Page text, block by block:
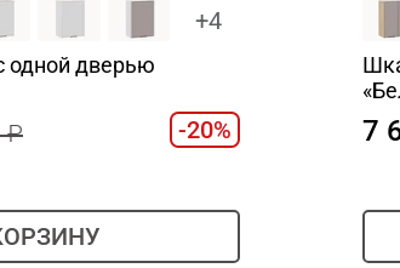
+4
одной дверью
-20% 7